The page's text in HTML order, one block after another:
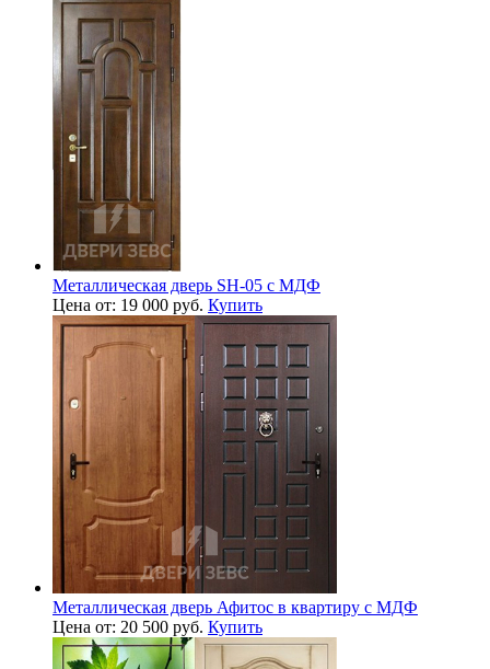
Металлическая дверь SH-05 с МДФ
Цена от: 19 000 руб. Купить
Металлическая дверь Афитос в квартиру с МДФ
Цена от: 20 500 руб. Купить